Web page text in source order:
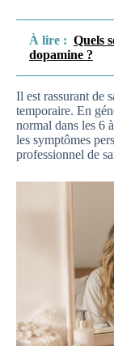
À lire : Quels
dopamine ?
Il est rassurant de
temporaire. En
normal dans les 6
les symptômes
professionnel de